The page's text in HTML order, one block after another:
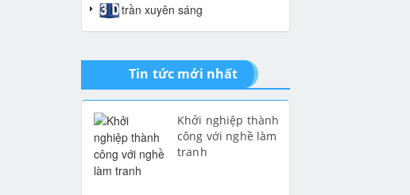
tranh giả ngọc
trần xuyên sáng
Tin tức mới nhất
Khởi nghiệp thành
công với nghề làm
tranh